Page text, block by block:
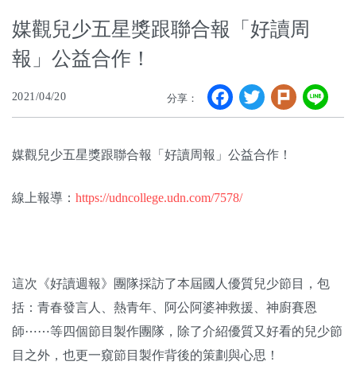
第25屆台灣兒童及少年優質節目活動官網
最新消息
關於我們
媒體素養
媒觀兒少五星獎跟聯合報「好讀周
報」公益合作！
2021/04/20 分享： Facebook
Twitter
Plurk
媒觀兒少五星獎跟聯合報「好讀周報」公益合作！
線上報導： https://udncollege.udn.com/7578/
這次《好讀週報》團隊採訪了本屆國人優質兒少節目，包
括：青春發言人、熱青年、阿公阿婆神救援、神廚賽恩
師⋯⋯等四個節目製作團隊，除了介紹優質又好看的兒少節
目之外，也更一窺節目製作背後的策劃與心思！